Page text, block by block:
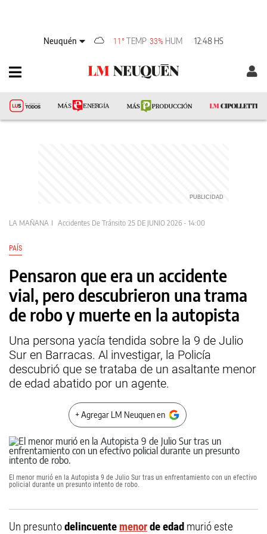
Neuquén 11° TEMP 33% HUM 12:48 HS
LA MAÑANA Accidentes De Tránsito 25 DE JUNIO 2026 - 14:00
PAÍS
Pensaron que era un accidente
vial, pero descubrieron una trama
de robo y muerte en la autopista
Una persona yacía tendida sobre la 9 de Julio
Sur en Barracas. Al investigar, la Policía
descubrió que se trataba de un asaltante menor
de edad abatido por un agente.
+ Agregar LM Neuquen en
El menor murió en la Autopista 9 de Julio Sur tras un enfrentamiento con un efectivo
policial durante un presunto intento de robo.
Un presuntodelincuente menorde edad murió este